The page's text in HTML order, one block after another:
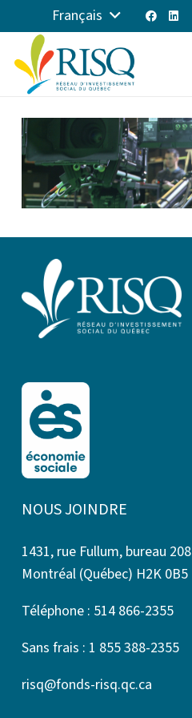
Français
NOUS JOINDRE
1431, rue Fullum, bureau 208
Montréal (Québec) H2K 0B5
Téléphone : 514 866-2355
Sans frais : 1 855 388-2355
risq@fonds-risq.qc.ca